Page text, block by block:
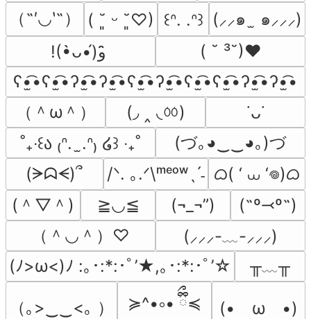
（˶′◡‵˶） ( ˘͈ ᵕ ˘͈♡) ꒰ᐢ. .ᐢ꒱ (⸝⸝๑  ̫ ๑⸝⸝⸝)
( ˘ ³˘)♥
ʕ•̫͡•ʕ•̫͡•ʔ•̫͡•ʔ•̫͡•ʕ•̫͡•ʔ•̫͡•ʕ•̫͡•ʕ•̫͡•ʔ•̫͡•ʔ•̫͡•
（＾ω＾）
(◞ ‸ ◟ㆀ)
˙ᴗ˙
˚₊‧꒰ა ₍ᐢ.  ̫.ᐢ₎ ໒꒱ ‧₊˚
(づ｡◕‿‿◕｡)づ
(ᗒᗣᗕ)՞
/ᐠ. ｡.ᐟ\ᵐᵉᵒʷˎˊ˗ ᜊ( ‘ ⩊ ‘𖦹)ᜊ
(＾▽＾)
≧◡≦ (¬_¬”)
(˶º⤙º˶)
（＾◡＾）♡
(⸝⸝⸝-﹏-⸝⸝⸝)
(ﾉ>ω<)ﾉ :｡･:*:･ﾟ’★,｡･:*:･ﾟ’☆
╥﹏╥
（｡>‿‿<｡ ） ≽^•༚• ྀིྀ≼ (•　ω　•)